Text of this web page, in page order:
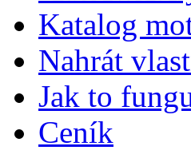
Katalog
Nahrát
Jak to
Ceník